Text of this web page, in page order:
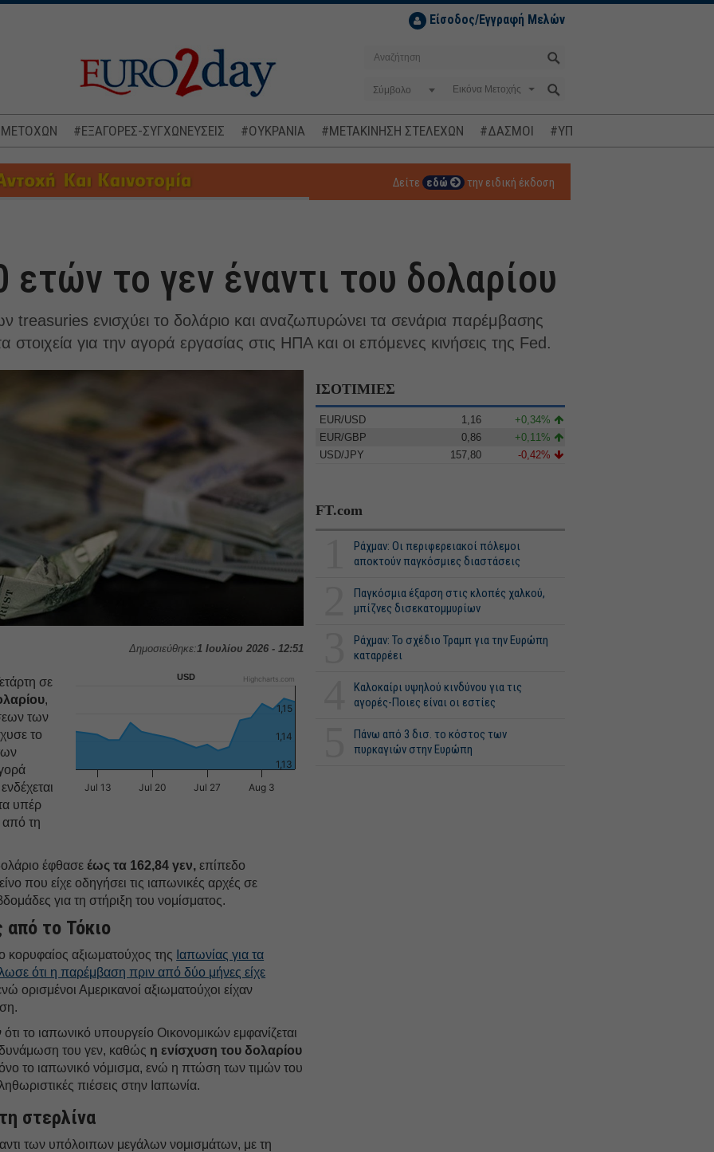
Είσοδος/Εγγραφή Μελών
Σύμβολο
ΜΕΤΟΧΩΝ #ΕΞΑΓΟΡΕΣ-ΣΥΓΧΩΝΕΥΣΕΙΣ #ΟΥΚΡΑΝΙΑ #ΜΕΤΑΚΙΝΗΣΗ ΣΤΕΛΕΧΩΝ #ΔΑΣΜΟΙ #ΥΠΟΚΛΟΠΕΣ
Δείτε εδώ την ειδική έκδοση
το γεν έναντι του δολαρίου
ενισχύει το δολάριο και αναζωπυρώνει τα σενάρια παρέμβασης
στοιχεία για την αγορά εργασίας στις ΗΠΑ και οι επόμενες κινήσεις της Fed.
Δημοσιεύθηκε:1 Ιουλίου 2026 - 12:51
USD
Jul 13 Jul 20 Jul 27 Aug 3
1,13
1,14
1,15
Highcharts.com
σε
,
των
το
υπέρ
από τη
έφθασε έως τα 162,84 γεν, επίπεδο
που είχε οδηγήσει τις ιαπωνικές αρχές σε
για τη στήριξη του νομίσματος.
από το Τόκιο
κορυφαίος αξιωματούχος της Ιαπωνίας για τα
ότι η παρέμβαση πριν από δύο μήνες είχε
ορισμένοι Αμερικανοί αξιωματούχοι είχαν
ότι το ιαπωνικό υπουργείο Οικονομικών εμφανίζεται
του γεν, καθώς η ενίσχυση του δολαρίου
το ιαπωνικό νόμισμα, ενώ η πτώση των τιμών του
πιέσεις στην Ιαπωνία.
στερλίνα
των υπόλοιπων μεγάλων νομισμάτων, με τη
ΙΣΟΤΙΜΙΕΣ
EUR/USD 1,16
+0,34%
EUR/GBP
0,86
+0,11%
USD/JPY
157,80 -0,42%
FT.com
Ράχμαν: Οι περιφερειακοί πόλεμοι
αποκτούν παγκόσμιες διαστάσεις
Παγκόσμια έξαρση στις κλοπές χαλκού,
μπίζνες δισεκατομμυρίων
Ράχμαν: Το σχέδιο Τραμπ για την Ευρώπη
καταρρέει
Καλοκαίρι υψηλού κινδύνου για τις
αγορές-Ποιες είναι οι εστίες
Πάνω από 3 δισ. το κόστος των
πυρκαγιών στην Ευρώπη